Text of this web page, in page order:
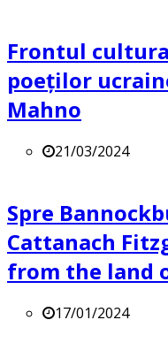
Frontul
poeților
Mahno
21/03/2024
Spre
Cattanach
from the land
17/01/2024